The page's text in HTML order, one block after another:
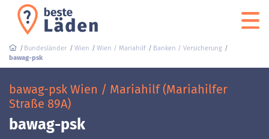
Bundesländer Wien Wien / Mariahilf
Banken / Versicherung
bawag-psk
bawag-psk Wien / Mariahilf (Mariahilfer
Straße 89A)
bawag-psk